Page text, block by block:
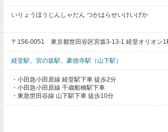
いりょうほうじんしゃだん つかはらせいけいげか
〒156-0051 東京都世田谷区宮坂3-13-1 経堂オリオン
経堂駅、 宮の坂駅、 豪徳寺駅（山下駅）
・小田急小田原線 経堂駅下車 徒歩2分
・小田急小田原線 千歳船橋駅下車
・東急世田谷線 山下駅下車 徒歩10分